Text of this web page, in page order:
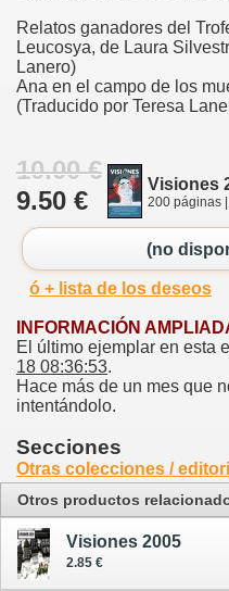
Relatos ganadores del
Leucosya, de Laura
Lanero)
Ana en el campo de los
(Traducido por Teresa
10.00 €
9.50 €
Visiones
200 páginas
(no
ó + lista de los deseos
INFORMACIÓN
El último ejemplar en esta
18 08:36:53.
Hace más de un mes que
intentándolo.
Secciones
Otras colecciones /
Otros productos
Visiones 2005
2.85 €